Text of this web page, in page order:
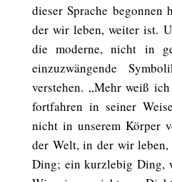
dieser Sprache
der wir leben, weiter ist.
die moderne, nicht in
einzuzwängende
verstehen. „Mehr weiß
fortfahren in seiner
nicht in unserem Körper
der Welt, in der wir
Ding; ein kurzlebig Ding,